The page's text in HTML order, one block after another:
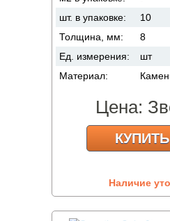
шт. в упаковке:
10
Толщина, мм:
8
Ед. измерения:
шт
Материал:
Цена:
КУПИТЬ
Наличие